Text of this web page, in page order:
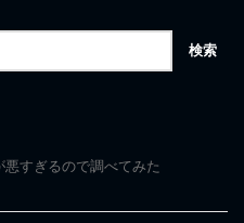
すぎるので調べてみた